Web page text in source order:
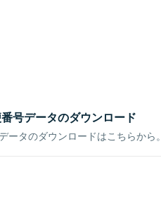
号データのダウンロード
ータのダウンロードはこちらから